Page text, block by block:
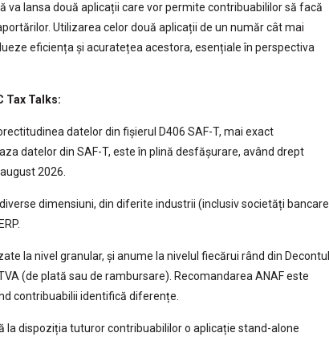
va lansa două aplicații care vor permite contribuabililor să facă
Utilizarea celor două aplicații de un număr cât mai
eficiența și acuratețea acestora, esențiale în perspectiva
Tax Talks:
datelor din fișierul D406 SAF-T, mai exact
datelor din SAF-T, este în plină desfășurare, având drept
2026.
dimensiuni, din diferite industrii (inclusiv societăți bancare
la nivel granular, și anume la nivelul fiecărui rând din Decontul
(de plată sau de rambursare). Recomandarea ANAF este
contribuabilii identifică diferențe.
la dispoziția tuturor contribuabililor o aplicație stand-alone